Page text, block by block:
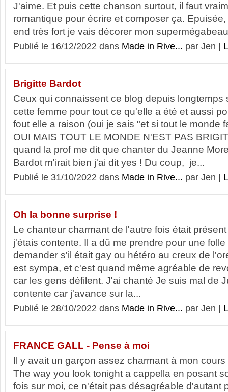
J'aime. Et puis cette chanson surtout, il faut
romantique pour écrire et composer ça.
end très fort je vais décorer mon
Publié le 16/12/2022 dans Made in Rive... par Jen |
Brigitte Bardot
Ceux qui connaissent ce blog depuis longtemps
cette femme pour tout ce qu'elle a été et aussi
fout elle a raison (oui je sais "et si tout le monde
OUI MAIS TOUT LE MONDE N'EST PAS
quand la prof me dit que chanter du Jeanne
Bardot m'irait bien j'ai dit yes ! Du coup, je...
Publié le 31/10/2022 dans Made in Rive... par Jen |
Oh la bonne surprise !
Le chanteur charmant de l'autre fois était
j'étais contente. Il a dû me prendre pour une
demander s'il était gay ou hétéro au creux de
est sympa, et c'est quand même agréable de
car les gens défilent. J'ai chanté Je suis mal de
contente car j'avance sur la...
Publié le 28/10/2022 dans Made in Rive... par Jen |
FRANCE GALL - Pense à moi
Il y avait un garçon assez charmant à mon
The way you look tonight a cappella en posant
fois sur moi, ce n'était pas désagréable d'autant